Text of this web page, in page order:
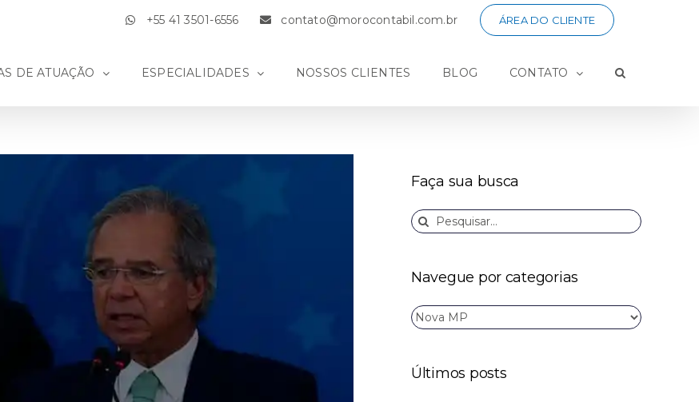
+55 41 3501-6556 contato@morocontabil.com.br ÁREA DO CLIENTE
DE ATUAÇÃO ESPECIALIDADES NOSSOS CLIENTES BLOG CONTATO
Faça sua busca
Buscar
resultados
Navegue por categorias
Navegue
por
Últimos posts